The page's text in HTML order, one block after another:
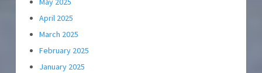
April 2025
March 2025
February 2025
January 2025